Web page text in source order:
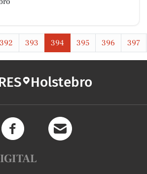
392 393 394 395 396 397
Holstebro